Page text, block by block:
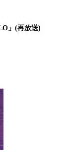
」(再放送)